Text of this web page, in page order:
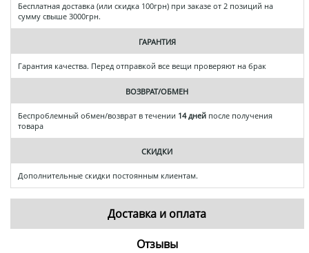
Бесплатная доставка (или скидка 100грн) при заказе от 2 позиций на
сумму свыше 3000грн.
ГАРАНТИЯ
Гарантия качества. Перед отправкой все вещи проверяют на брак
ВОЗВРАТ/ОБМЕН
Беспроблемный обмен/возврат в течении 14 дней после получения
товара
СКИДКИ
Дополнительные скидки постоянным клиентам.
Доставка и оплата
Отзывы